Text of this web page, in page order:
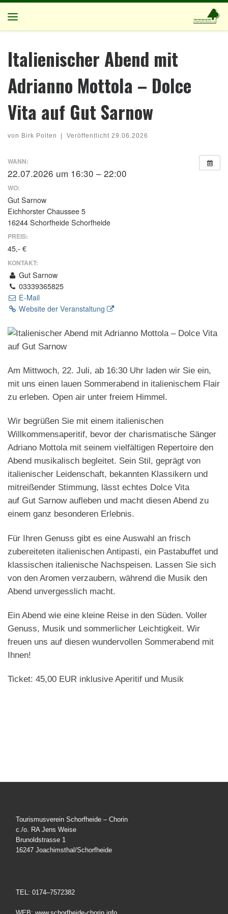
Zum Inhalt springen
Italienischer Abend mit
Adrianno Mottola – Dolce
Vita auf Gut Sarnow
von Birk Polten | Veröffentlicht 29.06.2026
WANN:
22.07.2026 um 16:30 – 22:00
WO:
Gut Sarnow
Eichhorster Chaussee 5
16244 Schorfheide Schorfheide
PREIS:
45,- €
KONTAKT:
Gut Sarnow
03339365825
E-Mail
Website der Veranstaltung
Am Mittwoch, 22. Juli, ab 16:30 Uhr laden wir Sie ein,
mit uns einen lauen Sommerabend in italienischem Flair
zu erleben. Open air unter freiem Himmel.
Wir begrüßen Sie mit einem italienischen
Willkommensaperitif, bevor der charismatische Sänger
Adriano Mottola mit seinem vielfältigen Repertoire den
Abend musikalisch begleitet. Sein Stil, geprägt von
italienischer Leidenschaft, bekannten Klassikern und
mitreißender Stimmung, lässt echtes Dolce Vita
auf Gut Sarnowaufleben und macht diesen Abend zu
einem ganz besonderen Erlebnis.
Für Ihren Genuss gibt es eine Auswahl an frisch
zubereiteten italienischen Antipasti, ein Pastabuffet und
klassischen italienische Nachspeisen. Lassen Sie sich
von den Aromen verzaubern, während die Musik den
Abend unvergesslich macht.
Ein Abend wie eine kleine Reise in den Süden. Voller
Genuss, Musik und sommerlicher Leichtigkeit. Wir
freuen uns auf diesen wundervollen Sommerabend mit
Ihnen!
Ticket: 45,00 EUR inklusive Aperitif und Musik
Tourismusverein Schorfheide – Chorin
c./o. RA Jens Weise
Brunoldstrasse 1
16247 Joachimsthal/Schorfheide
TEL: 0174–7572382